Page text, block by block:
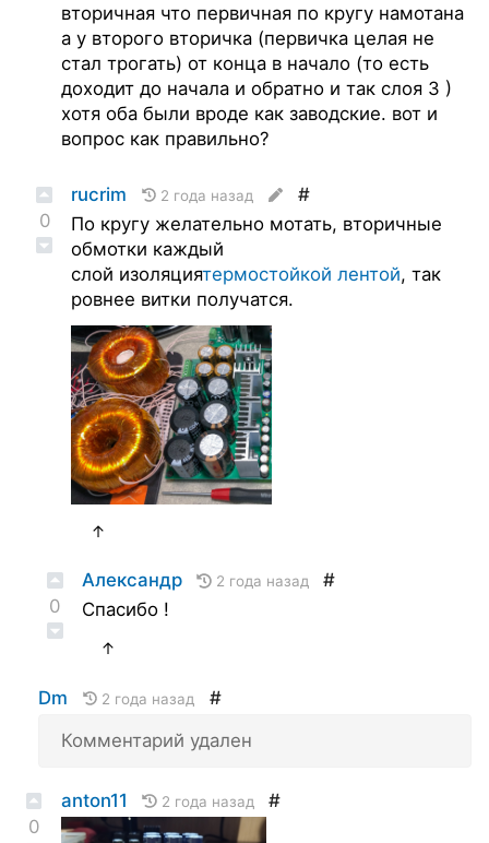
вторичная что первичная по кругу намотана
а у второго вторичка (первичка целая не
стал трогать) от конца в начало (то есть
доходит до начала и обратно и так слоя 3 )
хотя оба были вроде как заводские. вот и
вопрос как правильно?
0
rucrim 2 года назад
#
По кругу желательно мотать, вторичные
обмотки каждый
слой изоляциятермостойкой лентой, так
ровнее витки получатся.
↑
0
Александр 2 года назад
#
Спасибо !
↑
Dm 2 года назад
#
Комментарий удален
0
anton11 2 года назад #